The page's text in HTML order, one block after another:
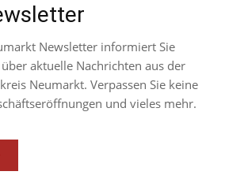
Newsletter informiert Sie
aktuelle Nachrichten aus der
Neumarkt. Verpassen Sie keine
und vieles mehr.